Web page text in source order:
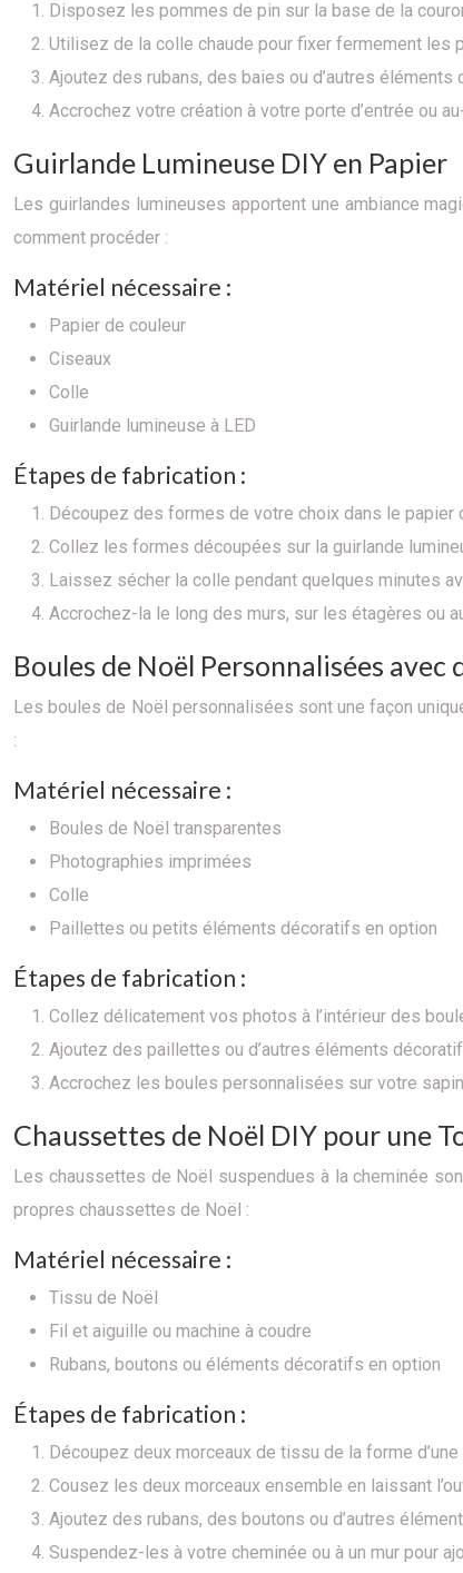
Disposez les pommes de pin sur la base de la
Utilisez de la colle chaude pour fixer fermement les
Ajoutez des rubans, des baies ou d’autres
Accrochez votre création à votre porte d’entrée ou
Guirlande Lumineuse DIY en Papier
Les guirlandes lumineuses apportent une ambiance
comment procéder :
Matériel nécessaire :
Papier de couleur
Ciseaux
Colle
Guirlande lumineuse à LED
Étapes de fabrication :
Découpez des formes de votre choix dans le
Collez les formes découpées sur la guirlande
Laissez sécher la colle pendant quelques minutes
Accrochez-la le long des murs, sur les étagères ou
Boules de Noël Personnalisées avec
Les boules de Noël personnalisées sont une façon
:
Matériel nécessaire :
Boules de Noël transparentes
Photographies imprimées
Colle
Paillettes ou petits éléments décoratifs en option
Étapes de fabrication :
Collez délicatement vos photos à l’intérieur des
Ajoutez des paillettes ou d’autres éléments
Accrochez les boules personnalisées sur votre
Chaussettes de Noël DIY pour une
Les chaussettes de Noël suspendues à la cheminée
propres chaussettes de Noël :
Matériel nécessaire :
Tissu de Noël
Fil et aiguille ou machine à coudre
Rubans, boutons ou éléments décoratifs en option
Étapes de fabrication :
Découpez deux morceaux de tissu de la forme
Cousez les deux morceaux ensemble en laissant
Ajoutez des rubans, des boutons ou d’autres
Suspendez-les à votre cheminée ou à un mur pour